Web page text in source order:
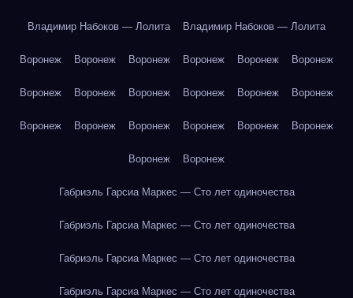
Владимир Набоков — Лолита Владимир Набоков — Лолита
Воронеж Воронеж Воронеж Воронеж Воронеж Воронеж
Воронеж Воронеж Воронеж Воронеж Воронеж Воронеж
Воронеж Воронеж Воронеж Воронеж Воронеж Воронеж
Воронеж Воронеж
Габриэль Гарсиа Маркес — Сто лет одиночества
Габриэль Гарсиа Маркес — Сто лет одиночества
Габриэль Гарсиа Маркес — Сто лет одиночества
Габриэль Гарсиа Маркес — Сто лет одиночества